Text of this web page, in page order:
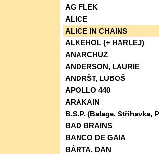
AG FLEK
ALICE
ALICE IN CHAINS
ALKEHOL (+ HARLEJ)
ANARCHUZ
ANDERSON, LAURIE
ANDRŠT, LUBOŠ
APOLLO 440
ARAKAIN
B.S.P. (Balage, Střihavka,
BAD BRAINS
BANCO DE GAIA
BÁRTA, DAN